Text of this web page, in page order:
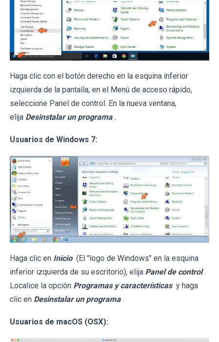
Haga clic con el botón derecho en la esquina inferior
izquierda de la pantalla, en el Menú de acceso rápido,
seleccione Panel de control. En la nueva ventana,
elija Desinstalar un programa .
Usuarios de Windows 7:
Haga clic en Inicio (El "logo de Windows" en la esquina
inferior izquierda de su escritorio), elija Panel de control .
Localice la opción Programas y características y haga
clic en Desinstalar un programa .
Usuarios de macOS (OSX):